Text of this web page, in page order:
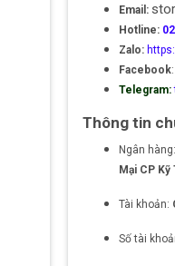
Email:
Hotline:
Zalo:
Facebook
Telegram:
Thông tin
Ngân hàng:
Mại CP Kỹ
Tài khoản:
Số tài